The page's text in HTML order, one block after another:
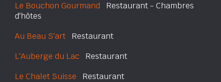
Le Bouchon Gourmand Restaurant - Chambres
d'hôtes
Au Beau S'art Restaurant
L'Auberge du Lac Restaurant
Le Chalet Suisse Restaurant